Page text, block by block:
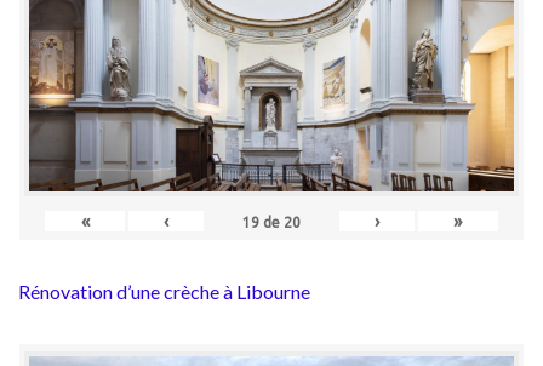
« ‹ 19 de 20 › »
Rénovation d’une crèche à Libourne